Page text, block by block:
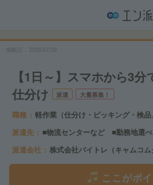
【1日～】スマホから3
仕分け
派遣 大量募集！
職種
軽作業（仕分け・ピッキング・検品
派遣先
■物流センターなど ■勤務地選
派遣会社
株式会社バイトレ（キャムコム
ここがポ